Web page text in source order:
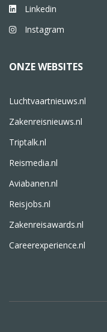
Linkedin
Instagram
ONZE WEBSITES
Luchtvaartnieuws.nl
Zakenreisnieuws.nl
Triptalk.nl
Reismedia.nl
Aviabanen.nl
Reisjobs.nl
Zakenreisawards.nl
Careerexperience.nl